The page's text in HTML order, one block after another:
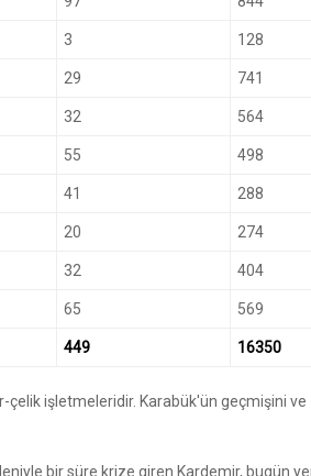
3 128
29 741
32 564
55 498
41 288
20 274
32 404
65 569
449 16350
çelik işletmeleridir. Karabük'ün geçmişini ve
bir süre krize giren Kardemir, bugün